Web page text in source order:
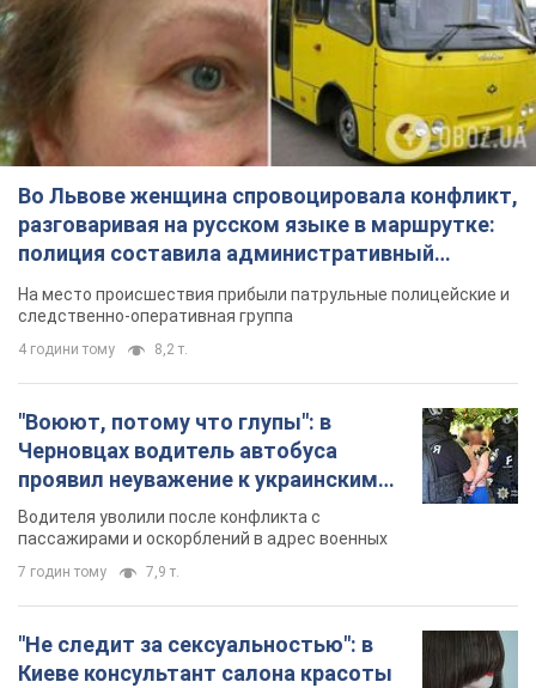
Во Львове женщина спровоцировала конфликт,
разговаривая на русском языке в маршрутке:
полиция составила административный
протокол. Видео
На место происшествия прибыли патрульные полицейские и
следственно-оперативная группа
4 години тому 8,2 т.
"Воюют, потому что глупы": в
Черновцах водитель автобуса
проявил неуважение к украинским
военным и поплатился за это.
Видео
Водителя уволили после конфликта с
пассажирами и оскорблений в адрес военных
7 годин тому 7,9 т.
"Не следит за сексуальностью": в
Киеве консультант салона красоты